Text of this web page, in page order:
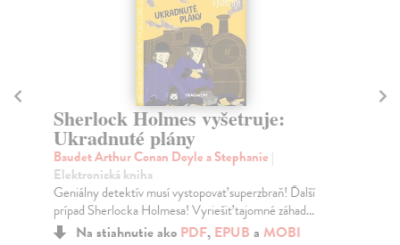
Sherlock Holmes vyšetruje:
Ukradnuté plány
Baudet Arthur Conan Doyle a Stephanie |
Elektronická kniha
Geniálny detektív musí vystopovať superzbraň! Ďalší
prípad Sherlocka Holmesa! Vyriešiť tajomné záhad...
Na stiahnutie ako PDF, EPUB a MOBI